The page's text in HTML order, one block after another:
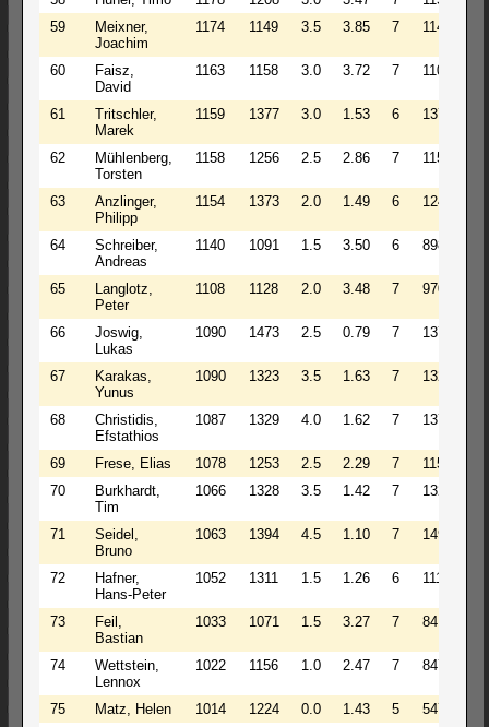
59
Meixner,
Joachim
1174 1149 3.5 3.85 7 1149
60
Faisz,
David
1163 1158 3.0 3.72 7 1108
61
Tritschler,
Marek
1159 1377 3.0 1.53 6 1377
62
Mühlenberg,
Torsten
1158 1256 2.5 2.86 7 1154
63
Anzlinger,
Philipp
1154 1373 2.0 1.49 6 1248
64
Schreiber,
Andreas
1140 1091 1.5 3.50 6 898
65
Langlotz,
Peter
1108 1128 2.0 3.48 7 970
66
Joswig,
Lukas
1090 1473 2.5 0.79 7 1371
67
Karakas,
Yunus
1090 1323 3.5 1.63 7 1323
68
Christidis,
Efstathios
1087 1329 4.0 1.62 7 1379
69 Frese, Elias 1078 1253 2.5 2.29 7 1151
70
Burkhardt,
Tim
1066 1328 3.5 1.42 7 1328
71
Seidel,
Bruno
1063 1394 4.5 1.10 7 1496
72
Hafner,
Hans-Peter
1052 1311 1.5 1.26 6 1118
73
Feil,
Bastian
1033 1071 1.5 3.27 7 841
74
Wettstein,
Lennox
1022 1156 1.0 2.47 7 847
75 Matz, Helen 1014 1224 0.0 1.43 5 547